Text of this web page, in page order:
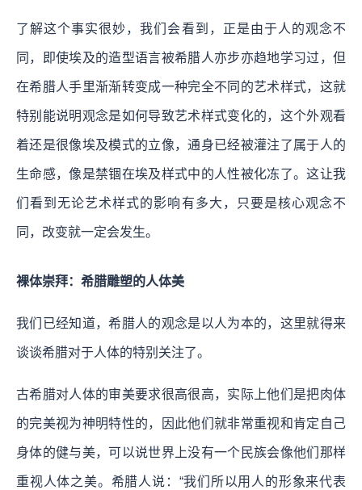
了解这个事实很妙，我们会看到，正是由于人的观念不
同，即使埃及的造型语言被希腊人亦步亦趋地学习过，但
在希腊人手里渐渐转变成一种完全不同的艺术样式，这就
特别能说明观念是如何导致艺术样式变化的，这个外观看
着还是很像埃及模式的立像，通身已经被灌注了属于人的
生命感，像是禁锢在埃及样式中的人性被化冻了。这让我
们看到无论艺术样式的影响有多大，只要是核心观念不
同，改变就一定会发生。
裸体崇拜：希腊雕塑的人体美
我们已经知道，希腊人的观念是以人为本的，这里就得来
谈谈希腊对于人体的特别关注了。
古希腊对人体的审美要求很高很高，实际上他们是把肉体
的完美视为神明特性的，因此他们就非常重视和肯定自己
身体的健与美，可以说世界上没有一个民族会像他们那样
重视人体之美。希腊人说：“我们所以用人的形象来代表